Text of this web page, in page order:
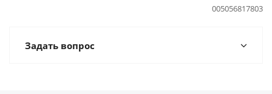
005056817803
Задать вопрос